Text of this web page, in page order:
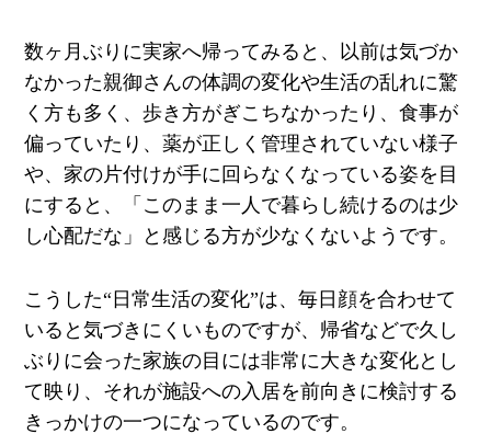
数ヶ月ぶりに実家へ帰ってみると、以前は気づか
なかった親御さんの体調の変化や生活の乱れに驚
く方も多く、歩き方がぎこちなかったり、食事が
偏っていたり、薬が正しく管理されていない様子
や、家の片付けが手に回らなくなっている姿を目
にすると、「このまま一人で暮らし続けるのは少
し心配だな」と感じる方が少なくないようです。
こうした“日常生活の変化”は、毎日顔を合わせて
いると気づきにくいものですが、帰省などで久し
ぶりに会った家族の目には非常に大きな変化とし
て映り、それが施設への入居を前向きに検討する
きっかけの一つになっているのです。